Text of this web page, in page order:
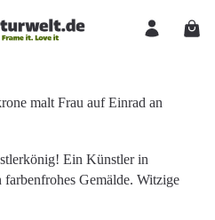
Ein Künstler in
Gemälde. Witzige